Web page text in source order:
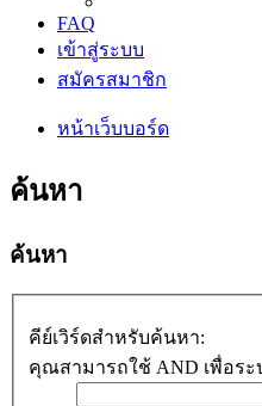
FAQ
เข้าสู่ระบบ
สมัครสมาชิก
หน้าเว็บบอร์ด
ค้นหา
ค้นหา
คีย์เวิร์ดสำหรับค้นหา:
คุณสามารถใช้ AND เพื่อร